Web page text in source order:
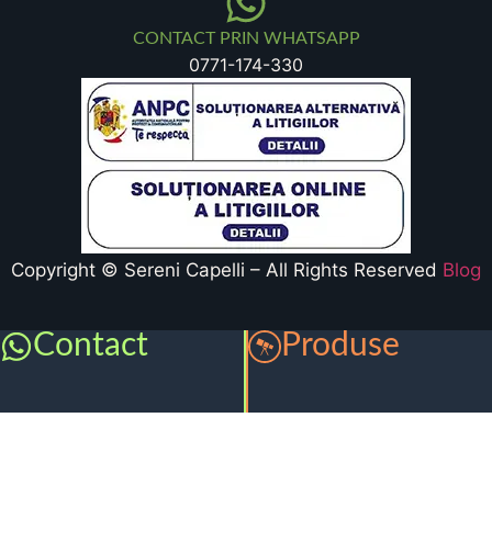
CONTACT PRIN WHATSAPP
0771-174-330
Copyright © Sereni Capelli – All Rights Reserved Blog
Contact Produse